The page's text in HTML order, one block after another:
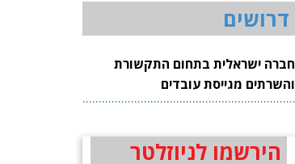
דרושים
חברה ישראלית בתחום התקשורת
והשרתים מגייסת עובדים
הירשמו לניוזלטר